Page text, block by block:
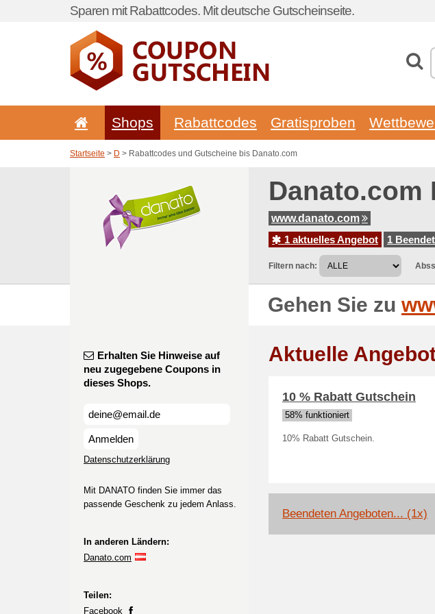
Sparen mit Rabattcodes. Mit deutsche Gutscheinseite.
Shops Rabattcodes Gratisproben
Startseite > D > Rabattcodes und Gutscheine bis Danato.com
Danato.com
www.danato.com
1 aktuelles Angebot
1
Filtern nach:
Gehen Sie zu
Erhalten Sie Hinweise auf
neu zugegebene Coupons in
dieses Shops.
Anmelden
Datenschutzerklärung
Mit DANATO finden Sie immer das
passende Geschenk zu jedem Anlass.
In anderen Ländern:
Danato.com
Teilen:
Facebook
Aktuelle
10 % Rabatt Gutschein
58% funktioniert
10% Rabatt Gutschein.
Beendeten Angeboten... (1x)